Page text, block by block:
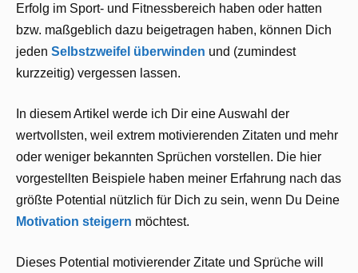
Erfolg im Sport- und Fitnessbereich haben oder hatten
bzw. maßgeblich dazu beigetragen haben, können Dich
jeden Selbstzweifel überwinden und (zumindest
kurzzeitig) vergessen lassen.
In diesem Artikel werde ich Dir eine Auswahl der
wertvollsten, weil extrem motivierenden Zitaten und mehr
oder weniger bekannten Sprüchen vorstellen. Die hier
vorgestellten Beispiele haben meiner Erfahrung nach das
größte Potential nützlich für Dich zu sein, wenn Du Deine
Motivation steigern möchtest.
Dieses Potential motivierender Zitate und Sprüche will